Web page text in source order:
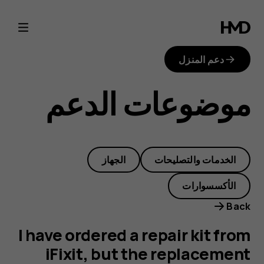
have
ordered
a
repair
kit
from
iFixit,
دعم المنزل
موضوعات الدعم
الخدمات والتصليحات الجهاز
الأكسسوارات
Back
I have ordered a repair kit from
iFixit, but the replacement